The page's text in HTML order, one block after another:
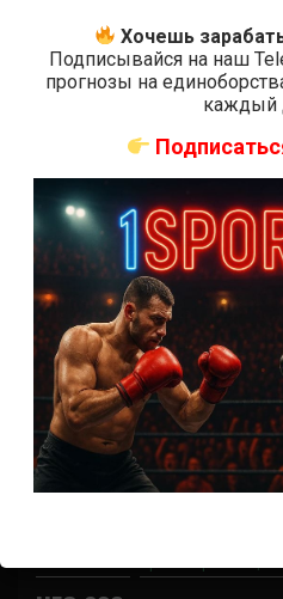
Марвин Веттори –
3 года тому назад Решит
Хочешь
Подписывайся на наш
прогнозы на
каждый